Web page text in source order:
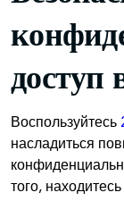
доступ
Воспользуйтесь
насладиться
того,